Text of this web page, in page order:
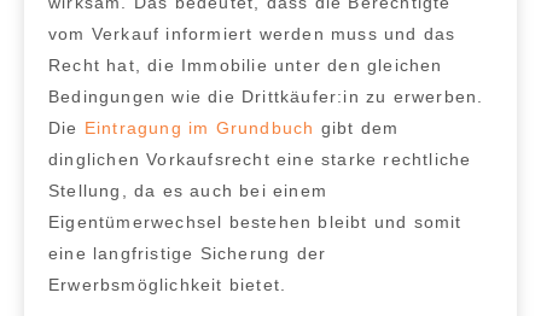
vom Verkauf informiert werden muss und das
Recht hat, die Immobilie unter den gleichen
Bedingungen wie die Drittkäufer:in zu erwerben.
Die Eintragung im Grundbuch gibt dem
dinglichen Vorkaufsrecht eine starke rechtliche
Stellung
, da es auch bei einem
Eigentümerwechsel bestehen bleibt und somit
eine langfristige Sicherung der
Erwerbsmöglichkeit bietet.